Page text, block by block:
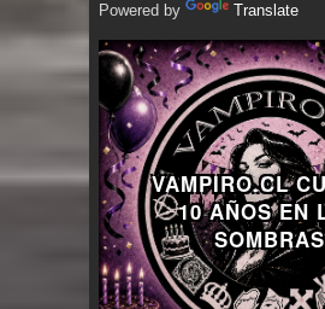
Powered by Translate
VAMPIRO.CL
10 AÑOS EN
SOMBRAS